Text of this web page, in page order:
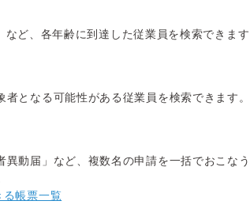
ど、各年齢に到達した従業員を検索できま
者となる可能性がある従業員を検索できます。
異動届」など、複数名の申請を一括でおこな
る帳票一覧